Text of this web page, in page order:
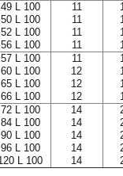
L 100
L 100
L 100
L 100
11
11
11
11
L 100
L 100
L 100
L 100
11
12
12
12
L 100
L 100
L 100
L 100
L 100
14
14
14
14
14